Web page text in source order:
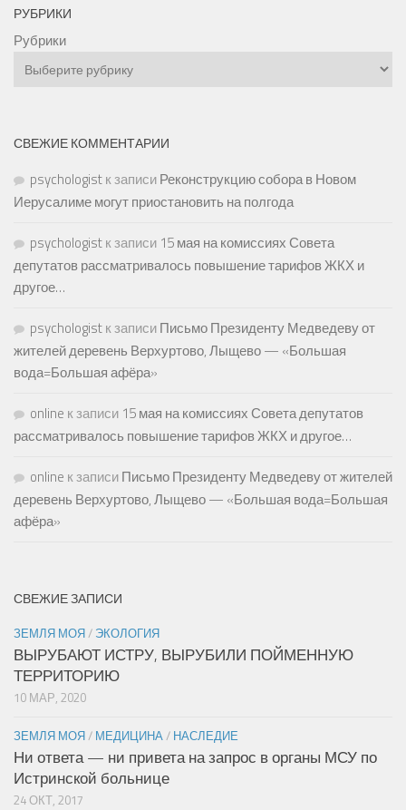
РУБРИКИ
Рубрики
СВЕЖИЕ КОММЕНТАРИИ
psychologistк записиРеконструкцию собора в Новом
Иерусалиме могут приостановить на полгода
psychologistк записи 15 мая на комиссиях Совета
депутатов рассматривалось повышение тарифов ЖКХ и
другое…
psychologistк записиПисьмо Президенту Медведеву от
жителей деревень Верхуртово, Лыщево — «Большая
вода=Большая афёра»
online к записи 15 мая на комиссиях Совета депутатов
рассматривалось повышение тарифов ЖКХ и другое…
online к записиПисьмо Президенту Медведеву от жителей
деревень Верхуртово, Лыщево — «Большая вода=Большая
афёра»
СВЕЖИЕ ЗАПИСИ
ЗЕМЛЯ МОЯ/ ЭКОЛОГИЯ
ВЫРУБАЮТ ИСТРУ, ВЫРУБИЛИ ПОЙМЕННУЮ
ТЕРРИТОРИЮ
10 МАР, 2020
ЗЕМЛЯ МОЯ/ МЕДИЦИНА/ НАСЛЕДИЕ
Ни ответа — ни привета на запрос в органы МСУ по
Истринской больнице
24 ОКТ, 2017